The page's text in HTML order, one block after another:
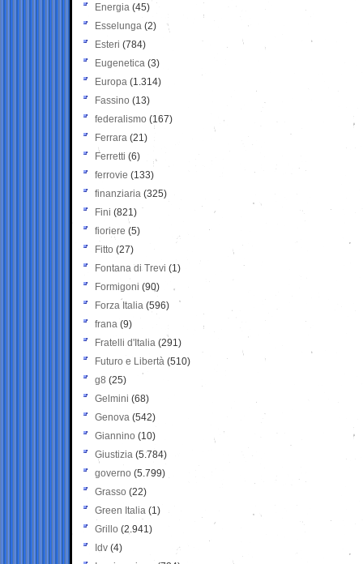
Energia (45)
Esselunga (2)
Esteri (784)
Eugenetica (3)
Europa (1.314)
Fassino (13)
federalismo (167)
Ferrara (21)
Ferretti (6)
ferrovie (133)
finanziaria (325)
Fini (821)
fioriere (5)
Fitto (27)
Fontana di Trevi (1)
Formigoni (90)
Forza Italia (596)
frana (9)
Fratelli d'Italia (291)
Futuro e Libertà (510)
g8 (25)
Gelmini (68)
Genova (542)
Giannino (10)
Giustizia (5.784)
governo (5.799)
Grasso (22)
Green Italia (1)
Grillo (2.941)
Idv (4)